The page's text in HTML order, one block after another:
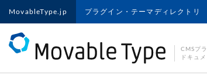
MovableType.jp プラグイン・テーマディレクトリ
CMSプ
ドキュ